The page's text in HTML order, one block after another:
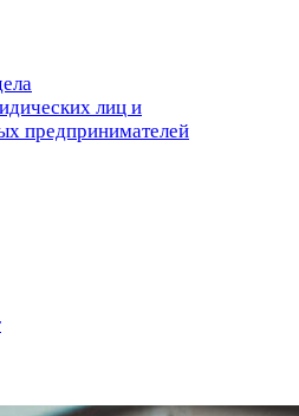
лиц и
предпринимателей